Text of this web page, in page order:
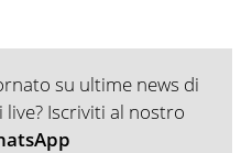
su ultime news di
Iscriviti al nostro